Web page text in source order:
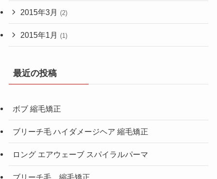
2015年3月 (2)
2015年1月 (1)
最近の投稿
ボブ 縮毛矯正
ブリーチ毛 ハイダメージヘア 縮毛矯正
ロング エアウェーブ スパイラルパーマ